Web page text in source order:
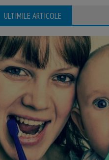
ULTIMILE ARTICOLE